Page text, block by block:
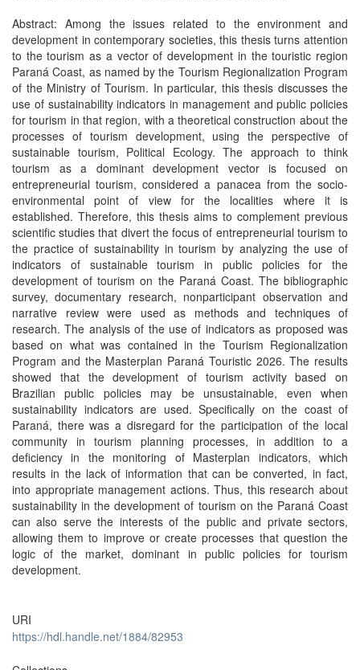
Abstract: Among the issues related to the environment and
development in contemporary societies, this thesis turns attention
to the tourism as a vector of development in the touristic region
Paraná Coast, as named by the Tourism Regionalization Program
of the Ministry of Tourism. In particular, this thesis discusses the
use of sustainability indicators in management and public policies
for tourism in that region, with a theoretical construction about the
processes of tourism development, using the perspective of
sustainable tourism, Political Ecology. The approach to think
tourism as a dominant development vector is focused on
entrepreneurial tourism, considered a panacea from the socio-
environmental point of view for the localities where it is
established. Therefore, this thesis aims to complement previous
scientific studies that divert the focus of entrepreneurial tourism to
the practice of sustainability in tourism by analyzing the use of
indicators of sustainable tourism in public policies for the
development of tourism on the Paraná Coast. The bibliographic
survey, documentary research, nonparticipant observation and
narrative review were used as methods and techniques of
research. The analysis of the use of indicators as proposed was
based on what was contained in the Tourism Regionalization
Program and the Masterplan Paraná Touristic 2026. The results
showed that the development of tourism activity based on
Brazilian public policies may be unsustainable, even when
sustainability indicators are used. Specifically on the coast of
Paraná, there was a disregard for the participation of the local
community in tourism planning processes, in addition to a
deficiency in the monitoring of Masterplan indicators, which
results in the lack of information that can be converted, in fact,
into appropriate management actions. Thus, this research about
sustainability in the development of tourism on the Paraná Coast
can also serve the interests of the public and private sectors,
allowing them to improve or create processes that question the
logic of the market, dominant in public policies for tourism
development.
URI
https://hdl.handle.net/1884/82953